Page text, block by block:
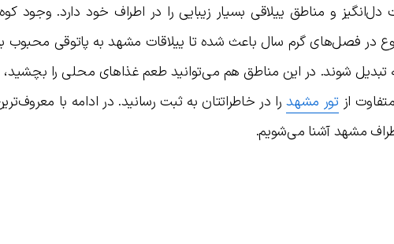
و مناطق ییلاقی بسیار زیبایی را در اطراف خود دارد. وجود
در فصل‌های گرم سال باعث شده تا ییلاقات مشهد به پاتوقی محبوب
تبدیل شوند. در این مناطق هم می‌توانید طعم غذاهای محلی را
از تور مشهدرا در خاطراتتان به ثبت رسانید. در ادامه با
مشهد آشنا می‌شویم.